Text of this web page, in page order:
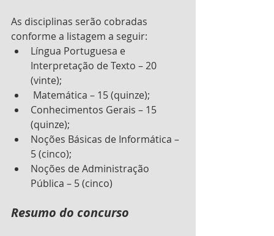
As disciplinas serão cobradas
conforme a listagem a seguir:
Língua Portuguesa e
Interpretação de Texto – 20
(vinte);
Matemática – 15 (quinze);
Conhecimentos Gerais – 15
(quinze);
Noções Básicas de Informática –
5 (cinco);
Noções de Administração
Pública – 5 (cinco)
Resumo do concurso